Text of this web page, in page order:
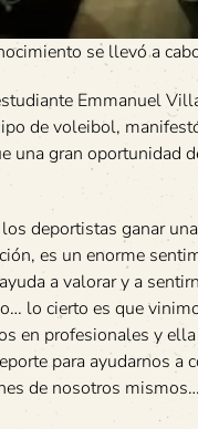
se llevó a
Emmanuel
de voleibol,
una gran oportunidad
deportistas ganar
es un enorme
a valorar y a
lo cierto es que
en profesionales y
para ayudarnos a
de nosotros